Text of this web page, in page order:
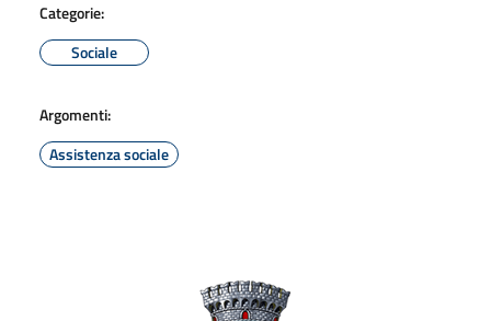
Categorie:
Sociale
Argomenti:
Assistenza sociale